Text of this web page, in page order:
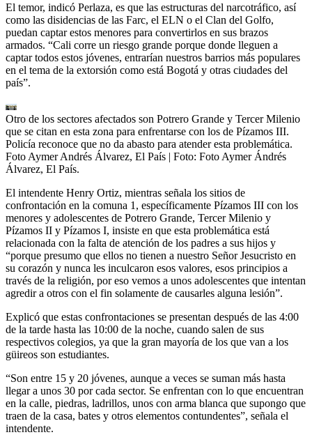
El temor, indicó Perlaza, es que las estructuras del narcotráfico, así
como las disidencias de las Farc, el ELN o el Clan del Golfo,
puedan captar estos menores para convertirlos en sus brazos
armados. “Cali corre un riesgo grande porque donde lleguen a
captar todos estos jóvenes, entrarían nuestros barrios más populares
en el tema de la extorsión como está Bogotá y otras ciudades del
país”.
Otro de los sectores afectados son Potrero Grande y Tercer Milenio
que se citan en esta zona para enfrentarse con los de Pízamos III.
Policía reconoce que no da abasto para atender esta problemática.
Foto Aymer Andrés Álvarez, El País | Foto: Foto Aymer Ándrés
Álvarez, El País.
El intendente Henry Ortiz, mientras señala los sitios de
confrontación en la comuna 1, específicamente Pízamos III con los
menores y adolescentes de Potrero Grande, Tercer Milenio y
Pízamos II y Pízamos I, insiste en que esta problemática está
relacionada con la falta de atención de los padres a sus hijos y
“porque presumo que ellos no tienen a nuestro Señor Jesucristo en
su corazón y nunca les inculcaron esos valores, esos principios a
través de la religión, por eso vemos a unos adolescentes que intentan
agredir a otros con el fin solamente de causarles alguna lesión”.
Explicó que estas confrontaciones se presentan después de las 4:00
de la tarde hasta las 10:00 de la noche, cuando salen de sus
respectivos colegios, ya que la gran mayoría de los que van a los
güireos son estudiantes.
“Son entre 15 y 20 jóvenes, aunque a veces se suman más hasta
llegar a unos 30 por cada sector. Se enfrentan con lo que encuentran
en la calle, piedras, ladrillos, unos con arma blanca que supongo que
traen de la casa, bates y otros elementos contundentes”, señala el
intendente.